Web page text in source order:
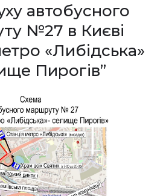
автобусного
№27 в Києві
«Либідська»
Пирогів”